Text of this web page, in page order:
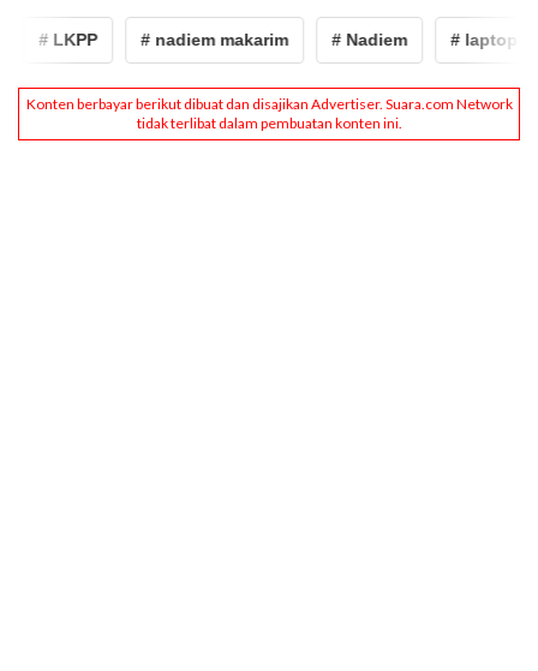
# LKPP # nadiem makarim # Nadiem # laptop